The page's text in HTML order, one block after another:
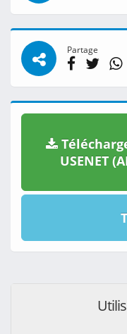
Partage
USENET